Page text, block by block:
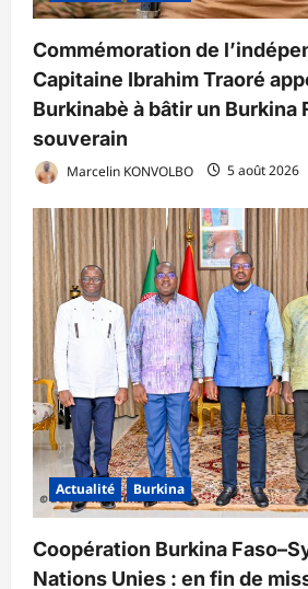
Commémoration de
Capitaine Ibrahim Traoré
Burkinabè à bâtir un Burkina
souverain
Marcelin KONVOLBO 5 août 2026
Actualité Burkina
Coopération Burkina
Nations Unies : en fin de